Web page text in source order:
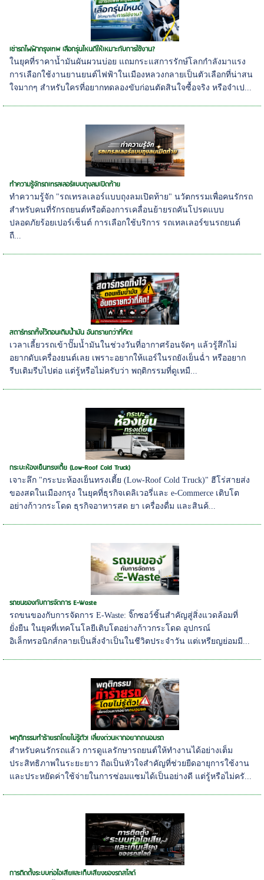
เช่ารถไฟฟ้ากรุงเทพ เลือกรุ่นไหนดีให้เหมาะกับการใช้งาน?
ในยุคที่ราคาน้ำมันผันผวนบ่อย แถมกระแสการรักษ์โลกกำลังมาแรง
การเลือกใช้งานยานยนต์ไฟฟ้าในเมืองหลวงกลายเป็นตัวเลือกที่น่าสน
ใจมากๆ สำหรับใครที่อยากทดลองขับก่อนตัดสินใจซื้อจริง หรือจำเป...
ทำความรู้จักรถเทรลเลอร์แบบถุงลมเปิดท้าย
ทำความรู้จัก "รถเทรลเลอร์แบบถุงลมเปิดท้าย" นวัตกรรมเพื่อคนรักรถ
สำหรับคนที่รักรถยนต์หรือต้องการเคลื่อนย้ายรถคันโปรดแบบ
ปลอดภัยร้อยเปอร์เซ็นต์ การเลือกใช้บริการ รถเทลเลอร์ขนรถยนต์
ถื...
สตาร์ทรถทิ้งไว้ตอนเติมน้ำมัน อันตรายกว่าที่คิด!
เวลาเลี้ยวรถเข้าปั๊มน้ำมันในช่วงวันที่อากาศร้อนจัดๆ แล้วรู้สึกไม่
อยากดับเครื่องยนต์เลย เพราะอยากให้แอร์ในรถยังเย็นฉ่ำ หรืออยาก
รีบเติมรีบไปต่อ แต่รู้หรือไม่ครับว่า พฤติกรรมที่ดูเหมื...
กระบะห้องเย็นทรงเตี้ย (Low-Roof Cold Truck)
เจาะลึก "กระบะห้องเย็นทรงเตี้ย (Low-Roof Cold Truck)" ฮีโร่สายส่ง
ของสดในเมืองกรุง ในยุคที่ธุรกิจเดลิเวอรี่และ e-Commerce เติบโต
อย่างก้าวกระโดด ธุรกิจอาหารสด ยา เครื่องดื่ม และสินค้...
รถขนของกับการจัดการ E-Waste
รถขนของกับการจัดการ E-Waste: จิ๊กซอว์ชิ้นสำคัญสู่สิ่งแวดล้อมที่
ยั่งยืน ในยุคที่เทคโนโลยีเติบโตอย่างก้าวกระโดด อุปกรณ์
อิเล็กทรอนิกส์กลายเป็นสิ่งจำเป็นในชีวิตประจำวัน แต่เหรียญย่อมมี...
พฤติกรรมทำร้ายรถโดยไม่รู้ตัว! เลี่ยงด่วนหากอยากถนอมรถ
สำหรับคนรักรถแล้ว การดูแลรักษารถยนต์ให้ทำงานได้อย่างเต็ม
ประสิทธิภาพในระยะยาว ถือเป็นหัวใจสำคัญที่ช่วยยืดอายุการใช้งาน
และประหยัดค่าใช้จ่ายในการซ่อมแซมได้เป็นอย่างดี แต่รู้หรือไม่ครั...
การติดตั้งระบบท่อไอเสียและเก็บเสียงของรถสไลด์